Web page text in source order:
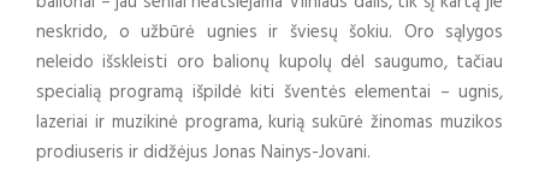
neskrido, o užbūrė ugnies ir šviesų šokiu. Oro sąlygos
neleido išskleisti oro balionų kupolų dėl saugumo, tačiau
specialią programą išpildė kiti šventės elementai – ugnis,
lazeriai ir muzikinė programa, kurią sukūrė žinomas muzikos
prodiuseris ir didžėjus Jonas Nainys-Jovani.